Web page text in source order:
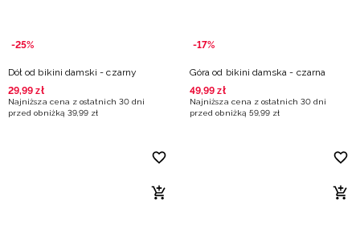
-25%
Dół od bikini damski - czarny
29,99 zł
Najniższa cena z ostatnich 30 dni
przed obniżką 39,99 zł
-17%
Góra od bikini damska - czarna
49,99 zł
Najniższa cena z ostatnich 30 dni
przed obniżką 59,99 zł